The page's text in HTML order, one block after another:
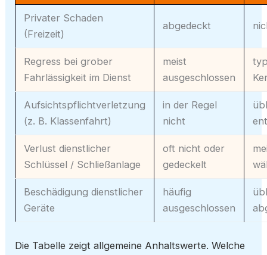
Privater Schaden
(Freizeit)
abgedeckt
Regress bei grober
Fahrlässigkeit im Dienst
meist
ausgeschlossen
Aufsichtspflichtverletzung
(z. B. Klassenfahrt)
in der Regel
nicht
Verlust dienstlicher
Schlüssel / Schließanlage
oft nicht oder
gedeckelt
Beschädigung dienstlicher
Geräte
häufig
ausgeschlossen
Die Tabelle zeigt allgemeine Anhaltswerte. Welche